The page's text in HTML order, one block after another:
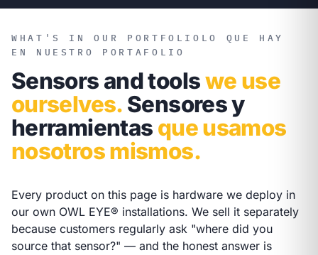
WHAT'S IN OUR PORTFOLIO LO QUE HAY
EN NUESTRO PORTAFOLIO
Sensors and toolswe use
ourselves. Sensores y
herramientas que usamos
nosotros mismos.
Every product on this page is hardware we deploy in
our own OWL EYE® installations. We sell it separately
because customers regularly ask "where did you
source that sensor?" — and the honest answer is